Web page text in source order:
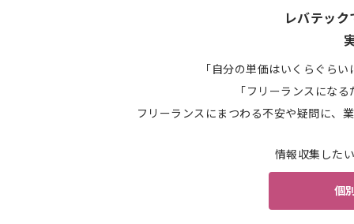
レバテッ
「自分の単価はいくらぐら
「フリーランスにな
フリーランスにまつわる不安や疑問に、
情報収集した
個